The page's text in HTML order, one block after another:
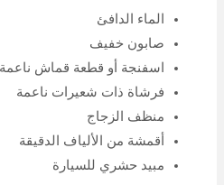
الماء الدافئ
صابون خفيف
اسفنجة أو قطعة قماش ناعمة
فرشاة ذات شعيرات ناعمة
منظف ​​الزجاج
أقمشة من الألياف الدقيقة
مبيد حشري للسيارة